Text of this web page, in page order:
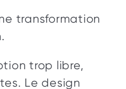
transformation
trop libre,
Le design